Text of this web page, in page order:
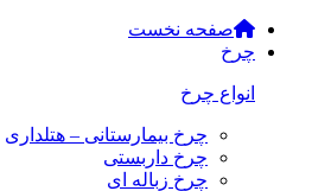
صفحه نخست
چرخ
انواع چرخ
چرخ بیمارستانی – هتلداری
چرخ داربستی
چرخ زباله ای